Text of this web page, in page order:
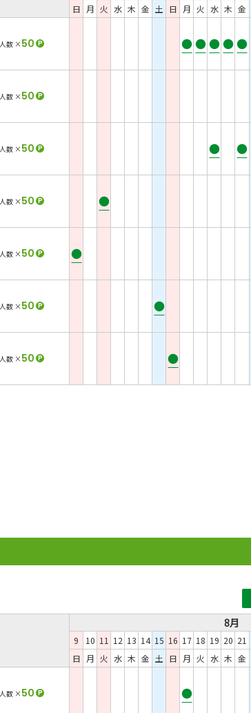
日 月 火 水 木 金 土 日 月 火 水 木 金
人数 × 50 P ●●●●●
人数 × 50 P
人数 × 50 P ● ●
人数 × 50 P ●
人数 × 50 P ●
人数 × 50 P ●
人数 × 50 P ●
8月
9 10 11 12 13 14 15 16 17 18 19 20 21
日 月 火 水 木 金 土 日 月 火 水 木 金
人数 × 50 P ●